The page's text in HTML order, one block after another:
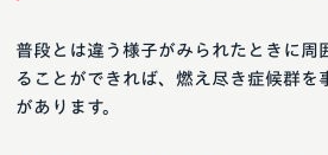
普段とは違う様子がみられたときに周
ることができれば、燃え尽き症候群を
があります。